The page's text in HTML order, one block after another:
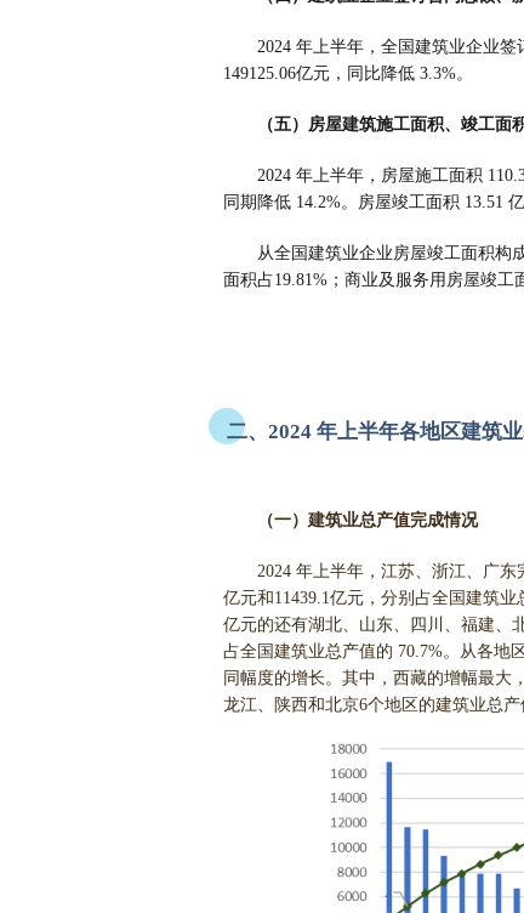
2024 年上半年，全国建筑业企业
149125.06亿元，同比降低 3.3%。
（五）房屋建筑施工面积、竣工面
2024 年上半年，房屋施工面积
同期降低 14.2%。房屋竣工面积 13.51
从全国建筑业企业房屋竣工面积构
面积占19.81%；商业及服务用房屋竣工
二、2024 年上半年各地区建筑
（一）建筑业总产值完成情况
2024 年上半年，江苏、浙江、广东
亿元和11439.1亿元，分别占全国建筑
亿元的还有湖北、山东、四川、福建、
占全国建筑业总产值的 70.7%。从各地
同幅度的增长。其中，西藏的增幅最大
龙江、陕西和北京6个地区的建筑业总